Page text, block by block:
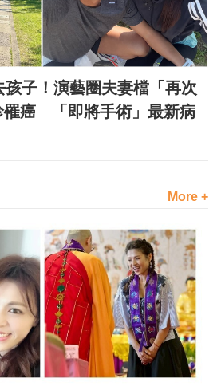
子！演藝圈夫妻檔「再次
罹癌 「即將手術」最新病
More +